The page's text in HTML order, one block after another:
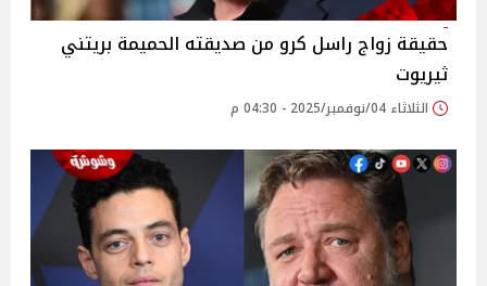
حقيقة زواج راسل كرو من صديقته الحميمة بريتني
ثيريوت
الثلاثاء 04/نوفمبر/2025 - 04:30 م